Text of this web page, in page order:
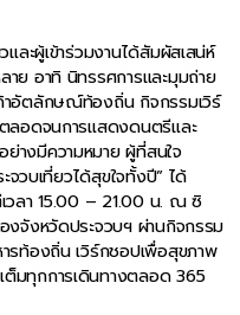
ละผู้เข้าร่วมงานได้สัมผัสเสน่ห์
ย อาทิ นิทรรศการและมุมถ่าย
าอัตลักษณ์ท้องถิ่น กิจกรรมเวิร์
ลอดจนการแสดงดนตรีและ
างมีความหมาย ผู้ที่สนใจ
จวบเที่ยวได้สุขใจทั้งปี” ได้
วลา 15.00 – 21.00 น. ณ ซิ
งจังหวัดประจวบฯ ผ่านกิจกรรม
รท้องถิ่น เวิร์กชอปเพื่อสุขภาพ
มทุกการเดินทางตลอด 365